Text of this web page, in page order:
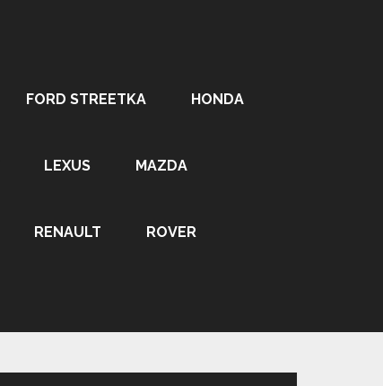
FORD STREETKA HONDA
LEXUS MAZDA
RENAULT ROVER